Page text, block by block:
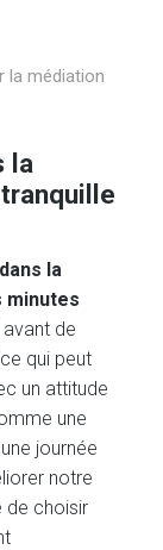
la médiation
la
la
minutes
avant de
qui peut
un attitude
une
journée
notre
de choisir